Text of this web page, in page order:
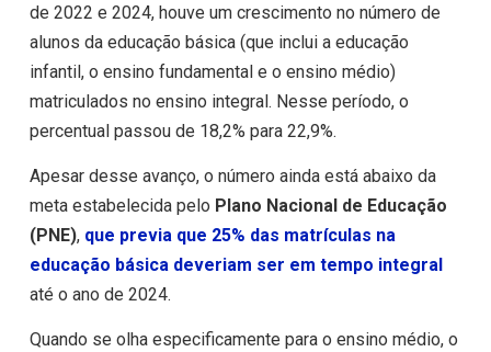
de 2022 e 2024, houve um crescimento no número de
alunos da educação básica (que inclui a educação
infantil, o ensino fundamental e o ensino médio)
matriculados no ensino integral. Nesse período, o
percentual passou de 18,2% para 22,9%.
Apesar desse avanço, o número ainda está abaixo da
meta estabelecida pelo Plano Nacional de Educação
(PNE), que previa que 25% das matrículas na
educação básica deveriam ser em tempo integral
até o ano de 2024.
Quando se olha especificamente para o ensino médio, o